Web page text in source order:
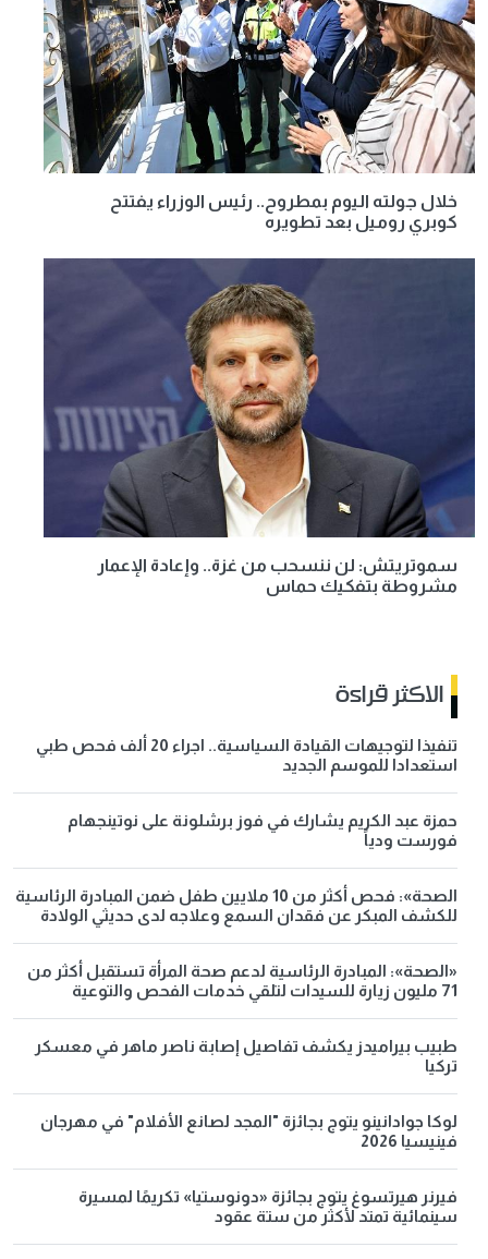
خلال جولته اليوم بمطروح.. رئيس الوزراء يفتتح
كوبري روميل بعد تطويره
سموتريتش: لن ننسحب من غزة.. وإعادة الإعمار
مشروطة بتفكيك حماس
الاكثر قراءة
تنفيذا لتوجيهات القيادة السياسية.. اجراء 20 ألف فحص طبي
استعدادا للموسم الجديد
حمزة عبد الكريم يشارك في فوز برشلونة على نوتينجهام
فورست ودياً
الصحة»: فحص أكثر من 10 ملايين طفل ضمن المبادرة الرئاسية
للكشف المبكر عن فقدان السمع وعلاجه لدى حديثي الولادة
«الصحة»: المبادرة الرئاسية لدعم صحة المرأة تستقبل أكثر من
71 مليون زيارة للسيدات لتلقي خدمات الفحص والتوعية
طبيب بيراميدز يكشف تفاصيل إصابة ناصر ماهر في معسكر
تركيا
لوكا جوادانينو يتوج بجائزة "المجد لصانع الأفلام" في مهرجان
فينيسيا 2026
فيرنر هيرتسوغ يتوج بجائزة «دونوستيا» تكريمًا لمسيرة
سينمائية تمتد لأكثر من ستة عقود